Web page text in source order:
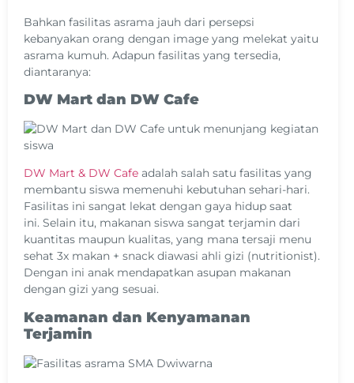
Bahkan fasilitas asrama jauh dari persepsi
kebanyakan orang dengan image yang melekat yaitu
asrama kumuh. Adapun fasilitas yang tersedia,
diantaranya:
DW Mart dan DW Cafe
DW Mart & DW Cafe adalah salah satu fasilitas yang
membantu siswa memenuhi kebutuhan sehari-hari.
Fasilitas ini sangat lekat dengan gaya hidup saat
ini. Selain itu, makanan siswa sangat terjamin dari
kuantitas maupun kualitas, yang mana tersaji menu
sehat 3x makan + snack diawasi ahli gizi (nutritionist).
Dengan ini anak mendapatkan asupan makanan
dengan gizi yang sesuai.
Keamanan dan Kenyamanan
Terjamin